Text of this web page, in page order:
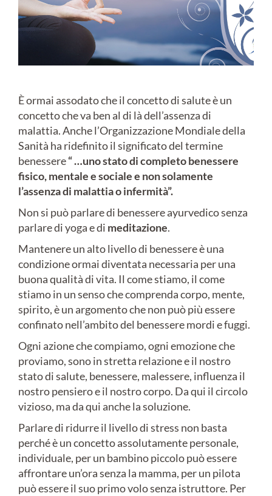
È ormai assodato che il concetto di salute è un
concetto che va ben al di là dell’assenza di
malattia. Anche l’Organizzazione Mondiale della
Sanità ha ridefinito il significato del termine
benessere“ …uno stato di completo benessere
fisico, mentale e sociale e non solamente
l’assenza di malattia o infermità”.
Non si può parlare di benessere ayurvedico senza
parlare di yoga e di meditazione.
Mantenere un alto livello di benessere è una
condizione ormai diventata necessaria per una
buona qualità di vita. Il come stiamo, il come
stiamo in un senso che comprenda corpo, mente,
spirito, è un argomento che non può più essere
confinato nell’ambito del benessere mordi e fuggi.
Ogni azione che compiamo, ogni emozione che
proviamo, sono in stretta relazione e il nostro
stato di salute, benessere, malessere, influenza il
nostro pensiero e il nostro corpo. Da qui il circolo
vizioso, ma da qui anche la soluzione.
Parlare di ridurre il livello di stress non basta
perché è un concetto assolutamente personale,
individuale, per un bambino piccolo può essere
affrontare un’ora senza la mamma, per un pilota
può essere il suo primo volo senza istruttore. Per